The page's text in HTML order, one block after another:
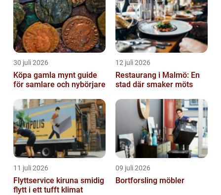
30 juli 2026
Köpa gamla mynt guide
för samlare och nybörjare
12 juli 2026
Restaurang i Malmö: En
stad där smaker möts
11 juli 2026
Flyttservice kiruna smidig
flytt i ett tufft klimat
09 juli 2026
Bortforsling möbler